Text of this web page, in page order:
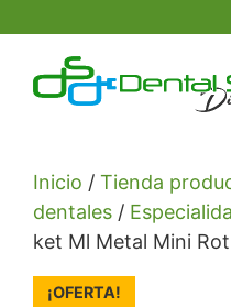
contenido
Inicio / Tienda
dentales /
ket Ml Metal Mini
¡OFERTA!